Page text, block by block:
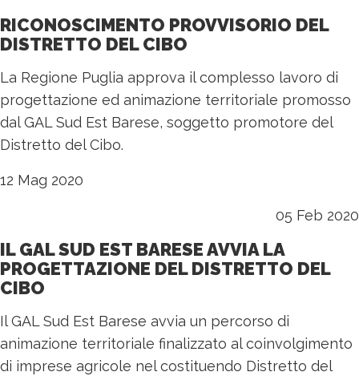
RICONOSCIMENTO PROVVISORIO DEL
DISTRETTO DEL CIBO
La Regione Puglia approva il complesso lavoro di
progettazione ed animazione territoriale promosso
dal GAL Sud Est Barese, soggetto promotore del
Distretto del Cibo.
12 Mag 2020
05 Feb 2020
IL GAL SUD EST BARESE AVVIA LA
PROGETTAZIONE DEL DISTRETTO DEL
CIBO
Il GAL Sud Est Barese avvia un percorso di
animazione territoriale finalizzato al coinvolgimento
di imprese agricole nel costituendo Distretto del